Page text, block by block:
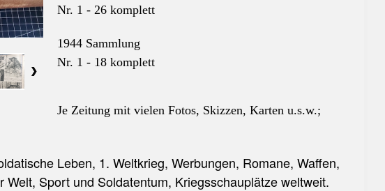
Nr. 1 - 26 komplett
1944 Sammlung
Nr. 1 - 18 komplett
Je Zeitung mit vielen Fotos, Skizzen, Karten u.s.w.;
Leben, 1. Weltkrieg, Werbungen, Romane, Waffen,
Welt, Sport und Soldatentum, Kriegsschauplätze weltweit.